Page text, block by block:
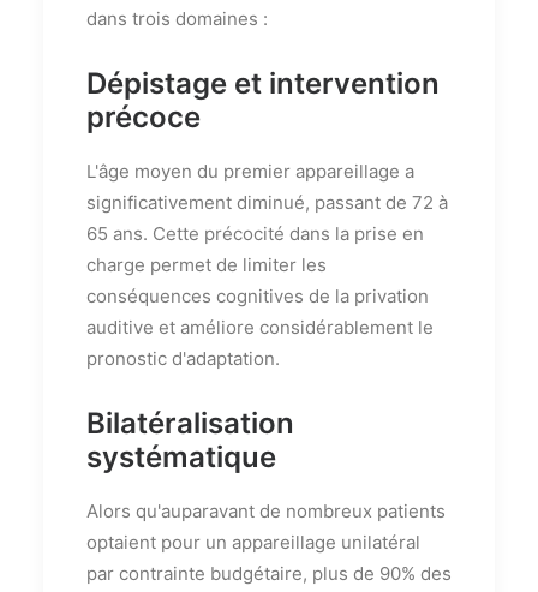
dans trois domaines :
Dépistage et intervention
précoce
L'âge moyen du premier appareillage a
significativement diminué, passant de 72 à
65 ans. Cette précocité dans la prise en
charge permet de limiter les
conséquences cognitives de la privation
auditive et améliore considérablement le
pronostic d'adaptation.
Bilatéralisation
systématique
Alors qu'auparavant de nombreux patients
optaient pour un appareillage unilatéral
par contrainte budgétaire, plus de 90% des